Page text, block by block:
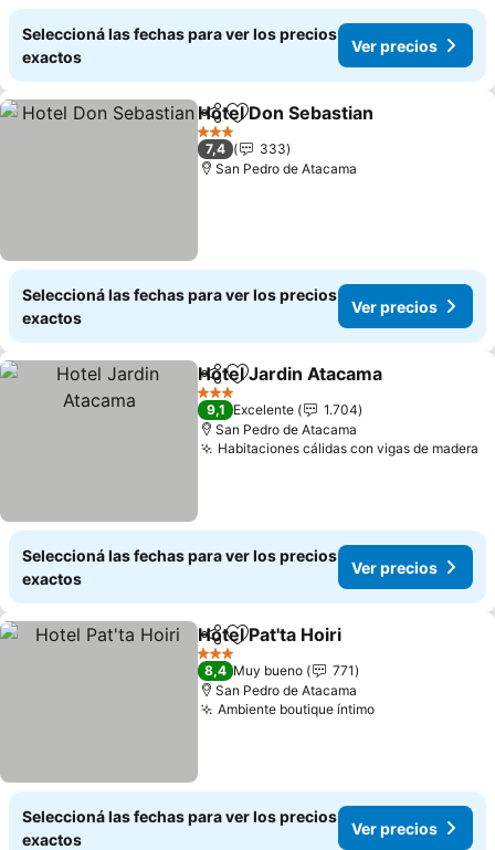
Seleccioná las fechas para ver los precios
exactos
Ver precios
CompartirAñadir a favoritos
Hotel Don Sebastian
3 Estrellas
7,4
333
San Pedro de Atacama
Seleccioná las fechas para ver los precios
exactos
Ver precios
CompartirAñadir a favoritos
Hotel Jardin Atacama
3 Estrellas
9,1 Excelente
1.704
San Pedro de Atacama
Habitaciones cálidas con vigas de madera
Seleccioná las fechas para ver los precios
exactos
Ver precios
CompartirAñadir a favoritos
Hotel Pat'ta Hoiri
3 Estrellas
8,4 Muy bueno
771
San Pedro de Atacama
Ambiente boutique íntimoVer precios
Seleccioná las fechas para ver los precios
exactos
Ver precios